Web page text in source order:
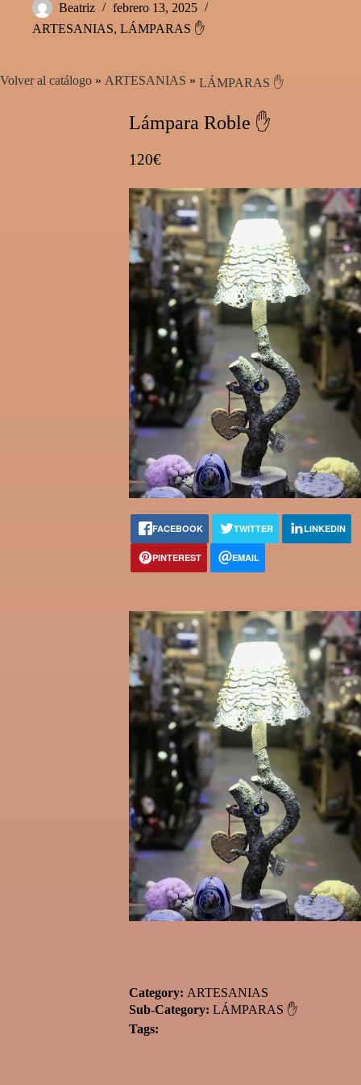
Beatriz
febrero 13, 2025
ARTESANIAS, LÁMPARAS ✋
Volver al catálogo ARTESANIAS LÁMPARAS ✋
Lámpara Roble ✋
120€
FACEBOOK TWITTER LINKEDIN
PINTEREST EMAIL
Category: ARTESANIAS
Sub-Category: LÁMPARAS ✋
Tags: